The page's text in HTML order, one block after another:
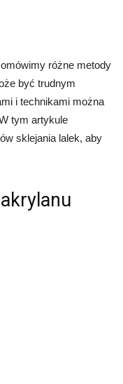
różne metody
być trudnym
i technikami można
tym artykule
sklejania lalek, aby